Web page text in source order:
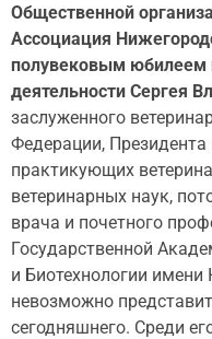
Общественной
Ассоциация
полувековым юбилеем
деятельности Сергея
заслуженного
Федерации,
практикующих
ветеринарных наук,
врача и почетного
Государственной
и Биотехнологии
невозможно
сегодняшнего. Среди